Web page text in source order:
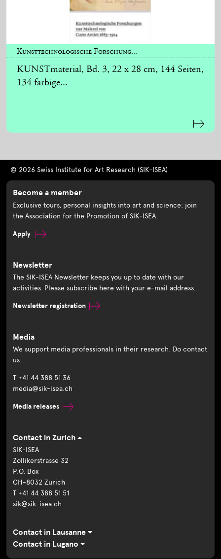
Kunsttechnologische Forschung...
KUNSTmaterial, Bd. 3, 22 x 28 cm, 144 Seiten,
134 farbige...
© 2026 Swiss Institute for Art Research (SIK-ISEA)
Become a member
Exclusive tours, personal insights into art and science: join
the Association for the Promotion of SIK-ISEA.
Apply
Newsletter
The SIK-ISEA Newsletter keeps you up to date with our
activities. Please subscribe here with your e-mail address.
Newsletter registration
Media
We support media professionals in their research. Do contact
us.
T +41 44 388 51 36
media@sik-isea.ch
Media releases
Contact in Zurich
SIK-ISEA
Zollikerstrasse 32
P.O. Box
CH-8032 Zurich
T +41 44 388 51 51
sik@sik-isea.ch
Contact in Lausanne
Contact in Lugano